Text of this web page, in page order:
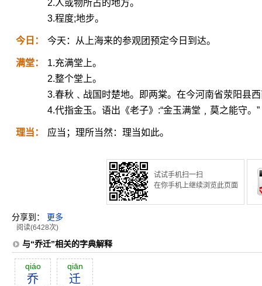
2.人或物所占的地方。
3.程度;地步。
今日： 今天：从上海来的参观团预定今日到达。
满堂：
1.充满堂上。
2.整个堂上。
3.春秋﹑战国时楚地。即两棠。在今河南省荥阳县
4.代指金玉。语出《老子》:“金玉满堂﹐莫之能守。”
理当： 应当；理所当然：理当如此。
试试手机扫一扫
在你手机上继续浏览此页面
分享到： 更多
阅读(6428次)
与“乔迁”相关的字典解释
qiáo
乔
qiān
迁